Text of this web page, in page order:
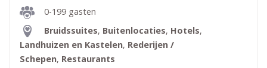
0-199 gasten
Bruidssuites, Buitenlocaties, Hotels,
Landhuizen en Kastelen, Rederijen /
Schepen, Restaurants